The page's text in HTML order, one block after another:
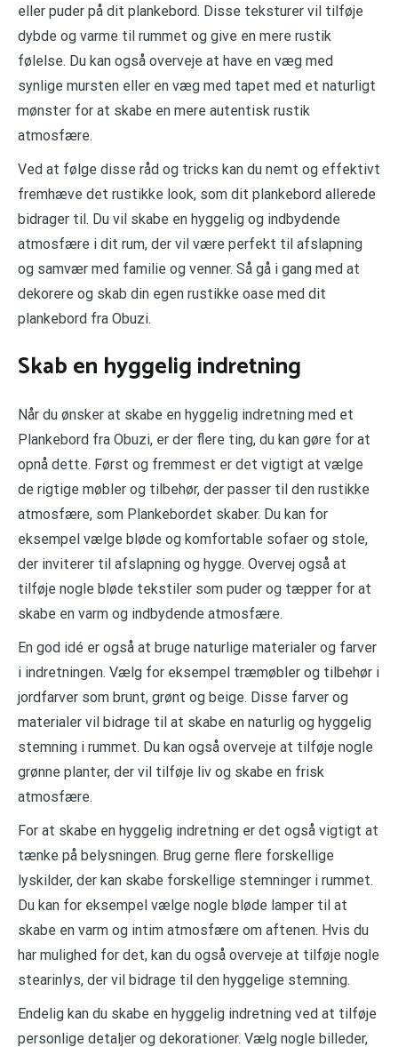
eller puder på dit plankebord. Disse teksturer vil tilføje
dybde og varme til rummet og give en mere rustik
følelse. Du kan også overveje at have en væg med
synlige mursten eller en væg med tapet med et naturligt
mønster for at skabe en mere autentisk rustik
atmosfære.
Ved at følge disse råd og tricks kan du nemt og effektivt
fremhæve det rustikke look, som dit plankebord allerede
bidrager til. Du vil skabe en hyggelig og indbydende
atmosfære i dit rum, der vil være perfekt til afslapning
og samvær med familie og venner. Så gå i gang med at
dekorere og skab din egen rustikke oase med dit
plankebord fra Obuzi.
Skab en hyggelig indretning
Når du ønsker at skabe en hyggelig indretning med et
Plankebord fra Obuzi, er der flere ting, du kan gøre for at
opnå dette. Først og fremmest er det vigtigt at vælge
de rigtige møbler og tilbehør, der passer til den rustikke
atmosfære, som Plankebordet skaber. Du kan for
eksempel vælge bløde og komfortable sofaer og stole,
der inviterer til afslapning og hygge. Overvej også at
tilføje nogle bløde tekstiler som puder og tæpper for at
skabe en varm og indbydende atmosfære.
En god idé er også at bruge naturlige materialer og farver
i indretningen. Vælg for eksempel træmøbler og tilbehør i
jordfarver som brunt, grønt og beige. Disse farver og
materialer vil bidrage til at skabe en naturlig og hyggelig
stemning i rummet. Du kan også overveje at tilføje nogle
grønne planter, der vil tilføje liv og skabe en frisk
atmosfære.
For at skabe en hyggelig indretning er det også vigtigt at
tænke på belysningen. Brug gerne flere forskellige
lyskilder, der kan skabe forskellige stemninger i rummet.
Du kan for eksempel vælge nogle bløde lamper til at
skabe en varm og intim atmosfære om aftenen. Hvis du
har mulighed for det, kan du også overveje at tilføje nogle
stearinlys, der vil bidrage til den hyggelige stemning.
Endelig kan du skabe en hyggelig indretning ved at tilføje
personlige detaljer og dekorationer. Vælg nogle billeder,